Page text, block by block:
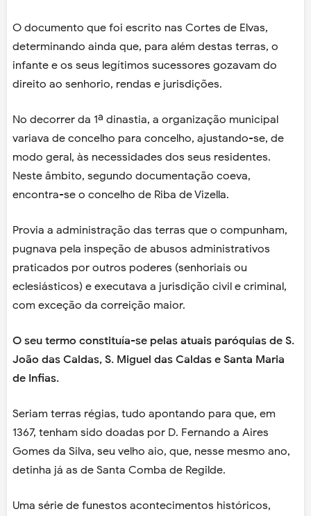
O documento que foi escrito nas Cortes de Elvas,
determinando ainda que, para além destas terras, o
infante e os seus legítimos sucessores gozavam do
direito ao senhorio, rendas e jurisdições.
No decorrer da 1ª dinastia, a organização municipal
variava de concelho para concelho, ajustando-se, de
modo geral, às necessidades dos seus residentes.
Neste âmbito, segundo documentação coeva,
encontra-se o concelho de Riba de Vizella.
Provia a administração das terras que o compunham,
pugnava pela inspeção de abusos administrativos
praticados por outros poderes (senhoriais ou
eclesiásticos) e executava a jurisdição civil e criminal,
com exceção da correição maior.
O seu termo constituía-se pelas atuais paróquias de S.
João das Caldas, S. Miguel das Caldas e Santa Maria
de Infias.
Seriam terras régias, tudo apontando para que, em
1367, tenham sido doadas por D. Fernando a Aires
Gomes da Silva, seu velho aio, que, nesse mesmo ano,
detinha já as de Santa Comba de Regilde.
Uma série de funestos acontecimentos históricos,